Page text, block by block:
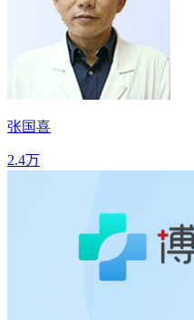
张国喜
2.4万